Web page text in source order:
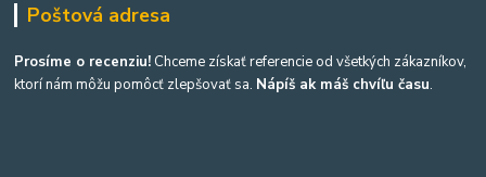
Poštová adresa
Prosíme o recenziu! Chceme získať referencie od všetkých zákazníkov,
ktorí nám môžu pomôcť zlepšovať sa. Nápíš ak máš chvíľu času.